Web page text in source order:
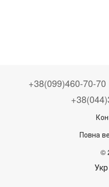
+38(099)460-70-70
Повна
©
Укр